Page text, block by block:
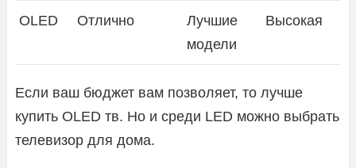
OLED Отлично
Лучшие
модели
Высокая
Если ваш бюджет вам позволяет, то лучше
купить OLED тв. Но и среди LED можно выбрать
телевизор для дома.